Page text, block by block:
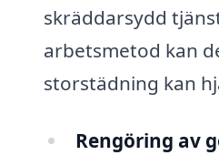
skräddarsydd
arbetsmetod kan
storstädning kan
Rengöring av